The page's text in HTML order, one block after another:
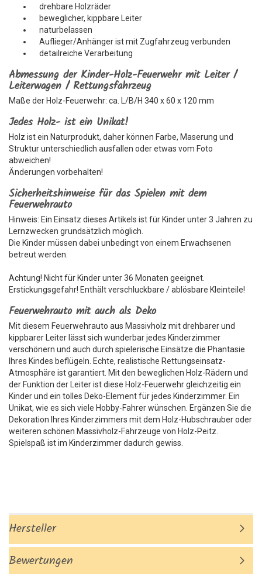
drehbare Holzräder
beweglicher, kippbare Leiter
naturbelassen
Auflieger/Anhänger ist mit Zugfahrzeug verbunden
detailreiche Verarbeitung
Abmessung der Kinder-Holz-Feuerwehr mit Leiter /
Leiterwagen / Rettungsfahrzeug
Maße der Holz-Feuerwehr: ca. L/B/H 340 x 60 x 120 mm
Jedes Holz- ist ein Unikat!
Holz ist ein Naturprodukt, daher können Farbe, Maserung und
Struktur unterschiedlich ausfallen oder etwas vom Foto
abweichen!
Änderungen vorbehalten!
Sicherheitshinweise für das Spielen mit dem
Feuerwehrauto
Hinweis: Ein Einsatz dieses Artikels ist für Kinder unter 3 Jahren zu
Lernzwecken grundsätzlich möglich.
Die Kinder müssen dabei unbedingt von einem Erwachsenen
betreut werden.
Achtung! Nicht für Kinder unter 36 Monaten geeignet.
Erstickungsgefahr! Enthält verschluckbare / ablösbare Kleinteile!
Feuerwehrauto mit auch als Deko
Mit diesem Feuerwehrauto aus Massivholz mit drehbarer und
kippbarer Leiter lässt sich wunderbar jedes Kinderzimmer
verschönern und auch durch spielerische Einsätze die Phantasie
Ihres Kindes beflügeln. Echte, realistische Rettungseinsatz-
Atmosphäre ist garantiert. Mit den beweglichen Holz-Rädern und
der Funktion der Leiter ist diese Holz-Feuerwehr gleichzeitig ein
Kinder und ein tolles Deko-Element für jedes Kinderzimmer. Ein
Unikat, wie es sich viele Hobby-Fahrer wünschen. Ergänzen Sie die
Dekoration Ihres Kinderzimmers mit dem Holz-Hubschrauber oder
weiteren schönen Massivholz-Fahrzeuge von Holz-Peitz.
Spielspaß ist im Kinderzimmer dadurch gewiss.
Hersteller
Bewertungen